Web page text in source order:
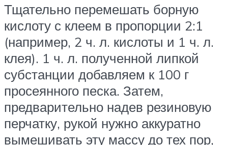
Тщательно перемешать борную
кислоту с клеем в пропорции 2:1
(например, 2 ч. л. кислоты и 1 ч. л.
клея). 1 ч. л. полученной липкой
субстанции добавляем к 100 г
просеянного песка. Затем,
предварительно надев резиновую
перчатку, рукой нужно аккуратно
вымешивать эту массу до тех пор,